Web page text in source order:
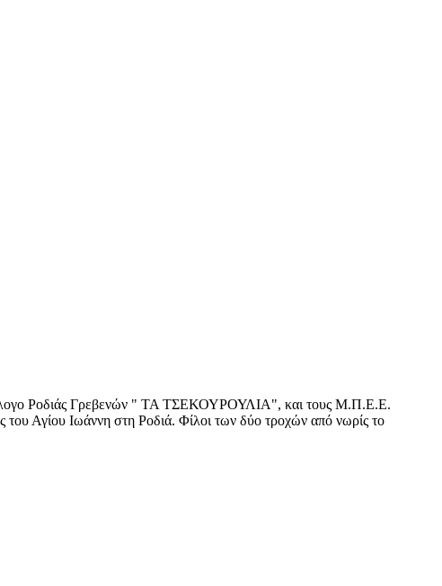
Ροδιάς Γρεβενών " ΤΑ ΤΣΕΚΟΥΡΟΥΛΙΑ", και τους Μ.Π.Ε.Ε.
Αγίου Ιωάννη στη Ροδιά. Φίλοι των δύο τροχών από νωρίς το